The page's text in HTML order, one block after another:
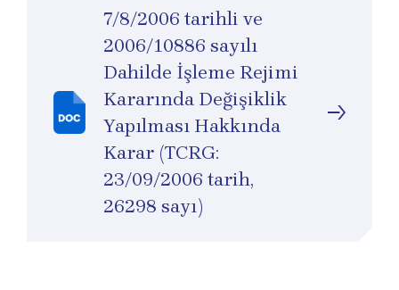
7/8/2006 tarihli ve
2006/10886 sayılı
Dahilde İşleme Rejimi
Kararında Değişiklik
Yapılması Hakkında
Karar (TCRG:
23/09/2006 tarih,
26298 sayı)